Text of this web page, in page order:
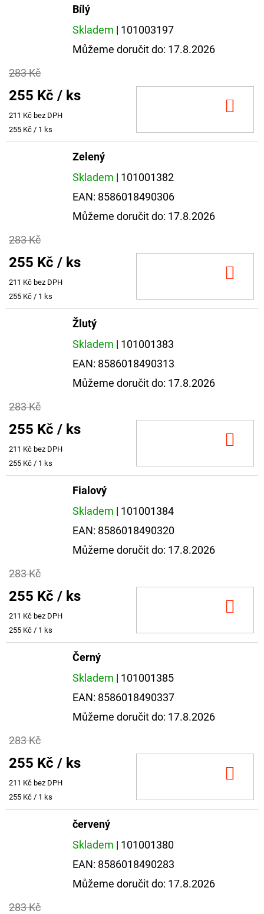
Bílý
Skladem | 101003197
Můžeme doručit do: 17.8.2026
283 Kč
255 Kč / ks
211 Kč bez DPH
Měrná
cena:
255 Kč / 1 ks
Zelený
Skladem | 101001382
EAN: 8586018490306
Můžeme doručit do: 17.8.2026
283 Kč
255 Kč / ks
211 Kč bez DPH
Měrná
cena:
255 Kč / 1 ks
Žlutý
Skladem | 101001383
EAN: 8586018490313
Můžeme doručit do: 17.8.2026
283 Kč
255 Kč / ks
211 Kč bez DPH
Měrná
cena:
255 Kč / 1 ks
Fialový
Skladem | 101001384
EAN: 8586018490320
Můžeme doručit do: 17.8.2026
283 Kč
255 Kč / ks
211 Kč bez DPH
Měrná
cena:
255 Kč / 1 ks
Černý
Skladem | 101001385
EAN: 8586018490337
Můžeme doručit do: 17.8.2026
283 Kč
255 Kč / ks
211 Kč bez DPH
Měrná
cena:
255 Kč / 1 ks
červený
Skladem | 101001380
EAN: 8586018490283
Můžeme doručit do: 17.8.2026
283 Kč